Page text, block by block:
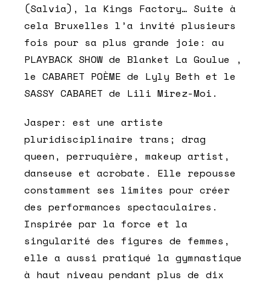
(Salvia), la Kings Factory… Suite à
cela Bruxelles l’a invité plusieurs
fois pour sa plus grande joie: au
PLAYBACK SHOW de Blanket La Goulue ,
le CABARET POÈME de Lyly Beth et le
SASSY CABARET de Lili Mirez-Moi.
Jasper: est une artiste
pluridisciplinaire trans; drag
queen, perruquière, makeup artist,
danseuse et acrobate. Elle repousse
constamment ses limites pour créer
des performances spectaculaires.
Inspirée par la force et la
singularité des figures de femmes,
elle a aussi pratiqué la gymnastique
à haut niveau pendant plus de dix